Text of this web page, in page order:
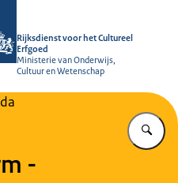
Rijksdienst voor het Cultureel
Erfgoed
Ministerie van Onderwijs,
Cultuur en Wetenschap
-